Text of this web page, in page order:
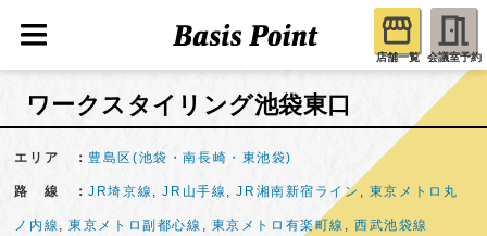
店舗一覧 会議室予約
ワークスタイリング池袋東口
エリア ： 豊島区(池袋・南長崎・東池袋)
路 線 ：JR埼京線 ,JR山手線 ,JR湘南新宿ライン , 東京メトロ丸
ノ内線 ,東京メトロ副都心線 , 東京メトロ有楽町線 ,西武池袋線